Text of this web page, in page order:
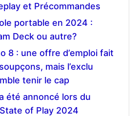
et Précommandes
portable en 2024 :
Deck ou autre?
8 : une offre d’emploi fait
mais l’exclu
tenir le cap
été annoncé lors du
of Play 2024